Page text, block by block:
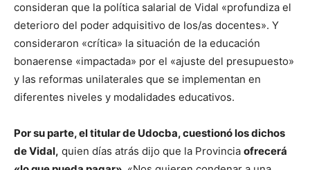
consideran que la política salarial de Vidal «profundiza el
deterioro del poder adquisitivo de los/as docentes». Y
consideraron «crítica» la situación de la educación
bonaerense «impactada» por el «ajuste del presupuesto»
y las reformas unilaterales que se implementan en
diferentes niveles y modalidades educativos.
Por su parte, el titular de Udocba, cuestionó los dichos
de Vidal, quien días atrás dijo que la Provincia ofrecerá